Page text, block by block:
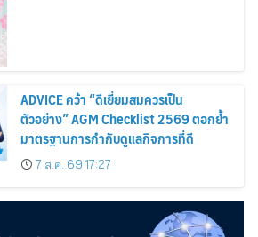
ADVICE คว้า “ดีเยี่ยมสมควรเป็น
ตัวอย่าง” AGM Checklist 2569 ตอกย้ำ
มาตรฐานการกำกับดูแลกิจการที่ดี
7 ส.ค. 69 17:27